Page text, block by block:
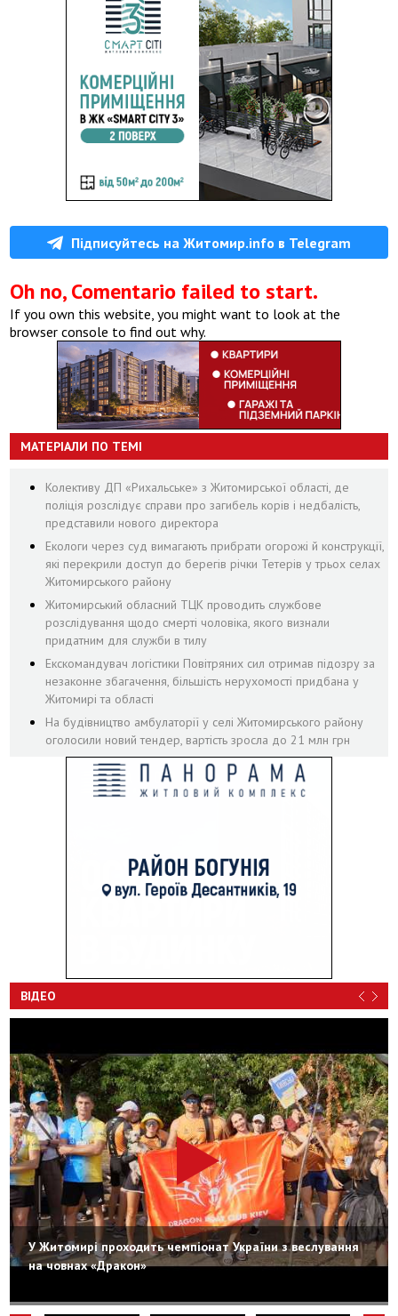
Підписуйтесь на Житомир.info в Telegram
Oh no, Comentario failed to start.
If you own this website, you might want to look at the
browser console to find out why.
МАТЕРІАЛИ ПО ТЕМІ
Колективу ДП «Рихальське» з Житомирської області, де
поліція розслідує справи про загибель корів і недбалість,
представили нового директора
Екологи через суд вимагають прибрати огорожі й конструкції,
які перекрили доступ до берегів річки Тетерів у трьох селах
Житомирського району
Житомирський обласний ТЦК проводить службове
розслідування щодо смерті чоловіка, якого визнали
придатним для служби в тилу
Екскомандувач логістики Повітряних сил отримав підозру за
незаконне збагачення, більшість нерухомості придбана у
Житомирі та області
На будівництво амбулаторії у селі Житомирського району
оголосили новий тендер, вартість зросла до 21 млн грн
ВІДЕО
У Житомирі проходить чемпіонат України з веслування
на човнах «Дракон»